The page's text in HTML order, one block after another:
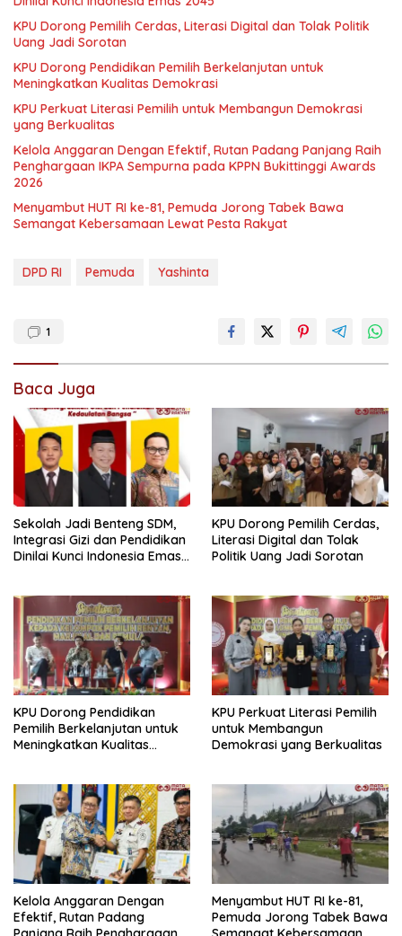
KPU Dorong Pemilih Cerdas, Literasi Digital dan Tolak Politik
Uang Jadi Sorotan
KPU Dorong Pendidikan Pemilih Berkelanjutan untuk
Meningkatkan Kualitas Demokrasi
KPU Perkuat Literasi Pemilih untuk Membangun Demokrasi
yang Berkualitas
Kelola Anggaran Dengan Efektif, Rutan Padang Panjang Raih
Penghargaan IKPA Sempurna pada KPPN Bukittinggi Awards
2026
Menyambut HUT RI ke-81, Pemuda Jorong Tabek Bawa
Semangat Kebersamaan Lewat Pesta Rakyat
DPD RI Pemuda Yashinta
1
Baca Juga
Sekolah Jadi Benteng SDM,
Integrasi Gizi dan Pendidikan
Dinilai Kunci Indonesia Emas
KPU Dorong Pemilih Cerdas,
Literasi Digital dan Tolak
Politik Uang Jadi Sorotan
KPU Dorong Pendidikan
Pemilih Berkelanjutan untuk
Meningkatkan Kualitas
KPU Perkuat Literasi Pemilih
untuk Membangun
Demokrasi yang Berkualitas
Kelola Anggaran Dengan
Efektif, Rutan Padang
Menyambut HUT RI ke-81,
Pemuda Jorong Tabek Bawa